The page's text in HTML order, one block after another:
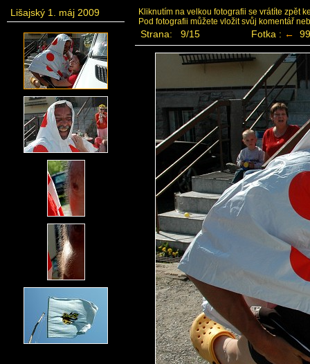
Lišajský 1. máj 2009
Kliknutím na velkou fotografii se vrátíte zpět
Pod fotografii můžete vložit svůj komentář
Strana: 9/15 Fotka : ←